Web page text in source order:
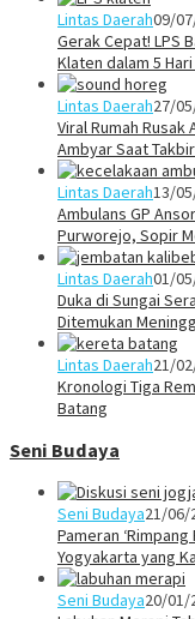
Lintas Daerah09/
Gerak Cepat! LPS
Klaten dalam 5
Lintas Daerah27/
Viral Rumah
Ambyar Saat
Lintas Daerah13/
Ambulans GP
Purworejo, Sopir
Lintas Daerah01/
Duka di Sungai
Ditemukan
Lintas Daerah21/
Kronologi Tiga
Batang
Seni Budaya
Seni Budaya21/06/
Pameran
Yogyakarta yang
Seni Budaya20/01/